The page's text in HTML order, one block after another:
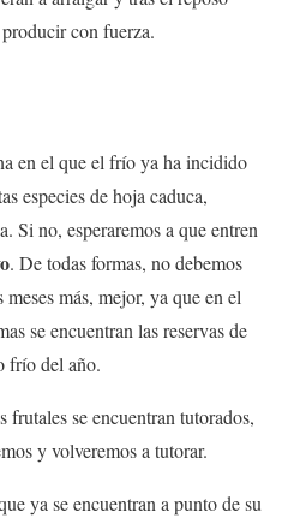
con fuerza.
en el que el frío ya ha incidido
especies de hoja caduca,
Si no, esperaremos a que entren
. De todas formas, no debemos
más, mejor, ya que en el
se encuentran las reservas de
frío del año.
frutales se encuentran tutorados,
y volveremos a tutorar.
ya se encuentran a punto de su